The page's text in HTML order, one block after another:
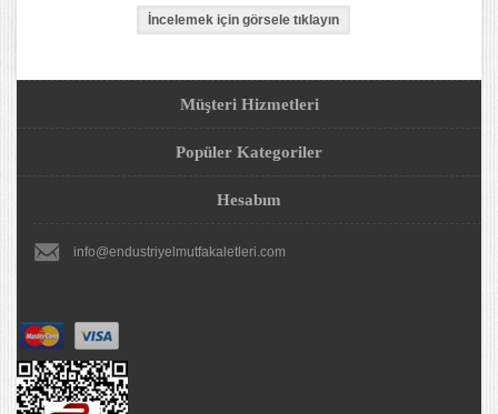
Müşteri Hizmetleri
Popüler Kategoriler
Hesabım
info@endustriyelmutfakaletleri.com